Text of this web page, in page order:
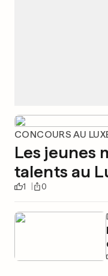
CONCOURS AU
Les jeunes
talents au
1 0